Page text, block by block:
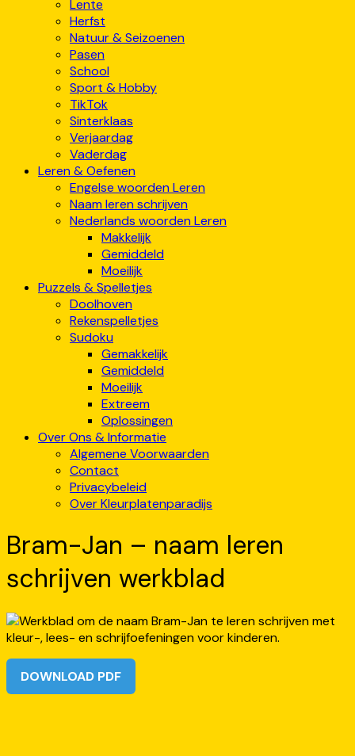
Lente
Herfst
Natuur & Seizoenen
Pasen
School
Sport & Hobby
TikTok
Sinterklaas
Verjaardag
Vaderdag
Leren & Oefenen
Engelse woorden Leren
Naam leren schrijven
Nederlands woorden Leren
Makkelijk
Gemiddeld
Moeilijk
Puzzels & Spelletjes
Doolhoven
Rekenspelletjes
Sudoku
Gemakkelijk
Gemiddeld
Moeilijk
Extreem
Oplossingen
Over Ons & Informatie
Algemene Voorwaarden
Contact
Privacybeleid
Over Kleurplatenparadijs
Bram-Jan – naam leren
schrijven werkblad
DOWNLOAD PDF